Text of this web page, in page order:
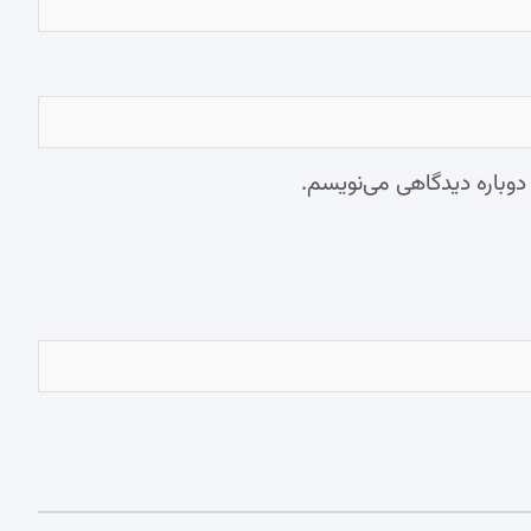
دیدگاهی می‌نویسم.